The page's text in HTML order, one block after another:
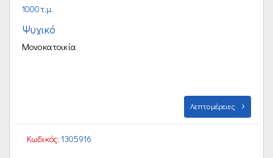
1000τ.μ.
Ψυχικό
Μονοκατοικία
Λεπτομέρειες
Κωδικός: 1305916